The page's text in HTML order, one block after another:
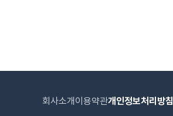
회사소개 이용약관개인정보처리방침